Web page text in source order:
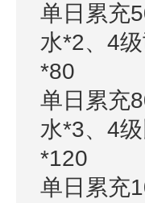
单日累充
水*2、4
*80
单日累充
水*3、4
*120
单日累充